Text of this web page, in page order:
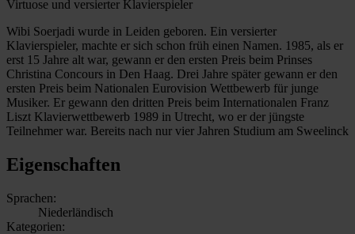
Virtuose und versierter Klavierspieler
Wibi Soerjadi wurde in Leiden geboren. Ein versierter
Klavierspieler, machte er sich schon früh einen Namen. 1985, als er
erst 15 Jahre alt war, gewann er den ersten Preis beim Prinses
Christina Concours in Den Haag. Drei Jahre später gewann er den
ersten Preis beim Nationalen Eurovision Wettbewerb für junge
Musiker. Er gewann den dritten Preis beim Internationalen Franz
Liszt Klavierwettbewerb 1989 in Utrecht, wo er der jüngste
Teilnehmer war. Bereits nach nur vier Jahren Studium am Sweelinck
Eigenschaften
Sprachen:
Niederländisch
Kategorien: